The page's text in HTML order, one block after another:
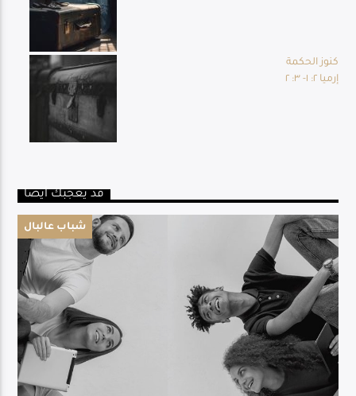
كنوز الحكمة
إرميا ٢: ١- ٣: ٢
قد يعجبك أيضا
شباب عالبال